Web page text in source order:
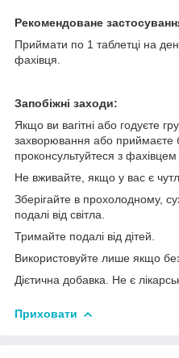
Рекомендоване
Приймати по 1 таблетці на
фахівця.
Запобіжні заходи:
Якщо ви вагітні або годуєте
захворювання або приймаєте
проконсультуйтеся з
Не вживайте, якщо у вас є
Зберігайте в прохолодному,
подалі від світла.
Тримайте подалі від дітей.
Використовуйте лише якщо
Дієтична добавка. Не є
Приховати